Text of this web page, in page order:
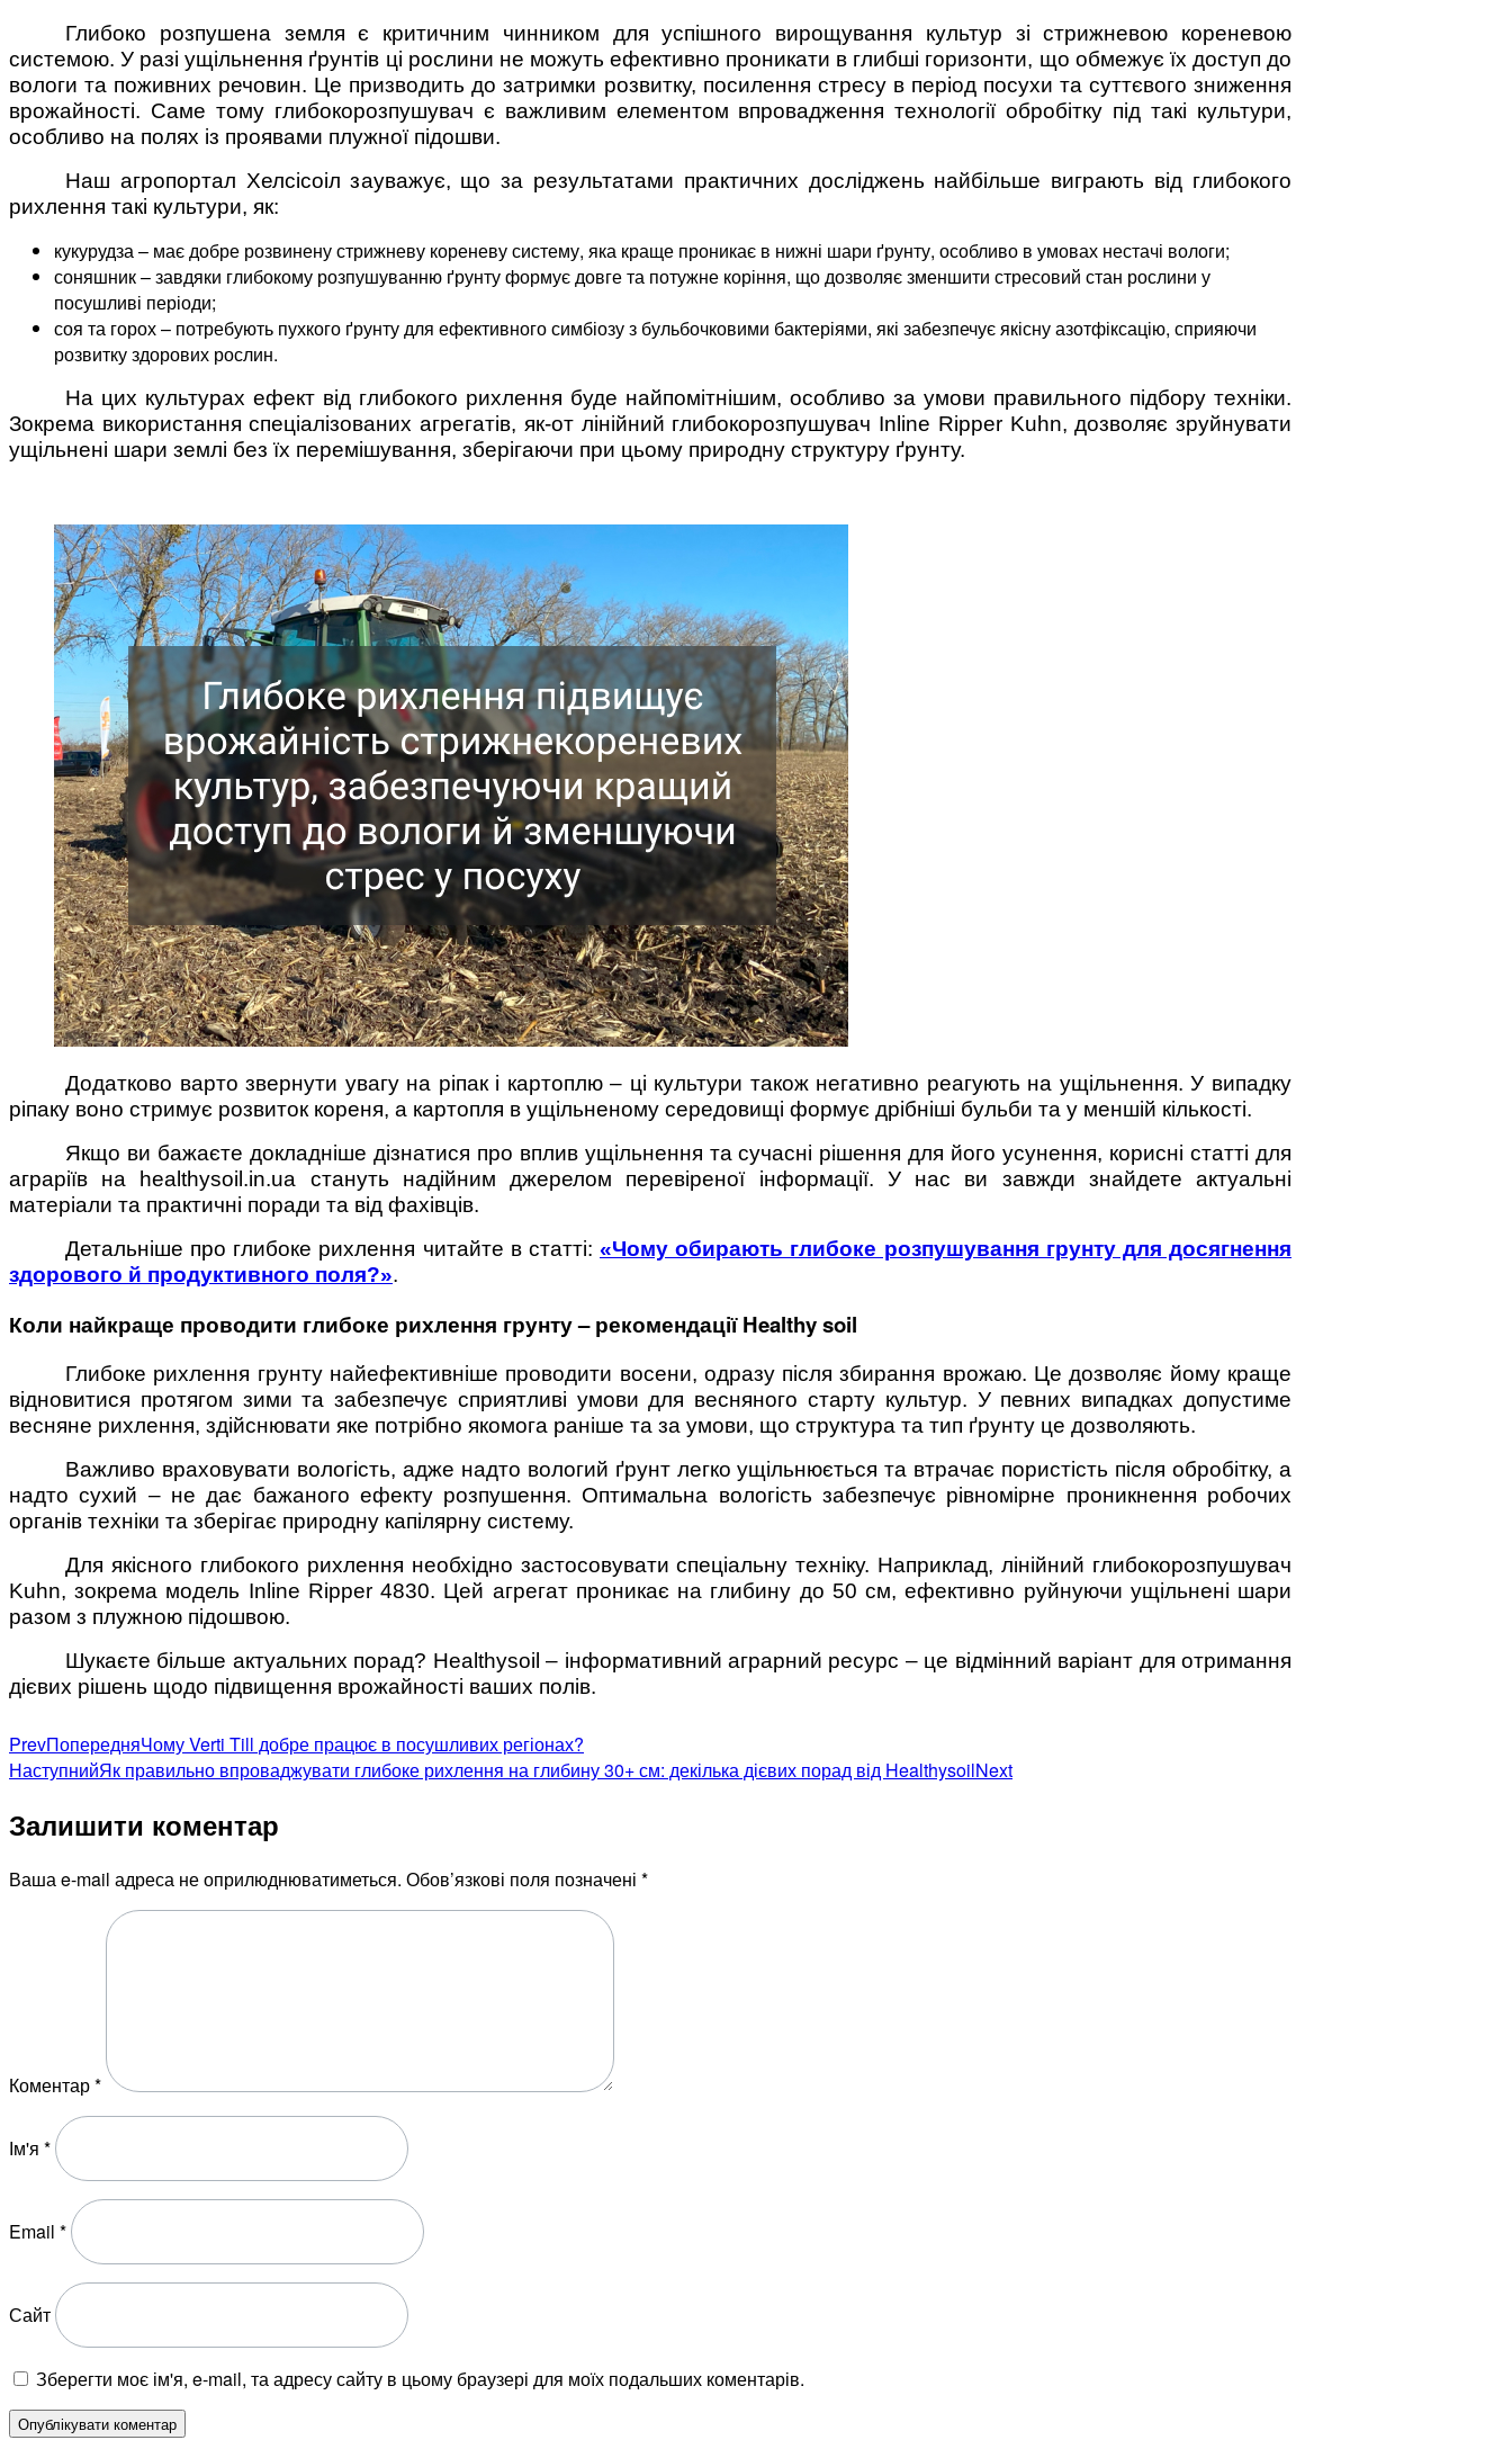
Глибоко розпушена земля є критичним чинником для успішного вирощування культур зі стрижневою кореневою
системою. У разі ущільнення ґрунтів ці рослини не можуть ефективно проникати в глибші горизонти, що обмежує їх доступ до
вологи та поживних речовин. Це призводить до затримки розвитку, посилення стресу в період посухи та суттєвого зниження
врожайності. Саме тому глибокорозпушувач є важливим елементом впровадження технології обробітку під такі культури,
особливо на полях із проявами плужної підошви.
Наш агропортал Хелсісоіл зауважує, що за результатами практичних досліджень найбільше виграють від глибокого
рихлення такі культури, як:
кукурудза – має добре розвинену стрижневу кореневу систему, яка краще проникає в нижні шари ґрунту, особливо в умовах нестачі вологи;
соняшник – завдяки глибокому розпушуванню ґрунту формує довге та потужне коріння, що дозволяє зменшити стресовий стан рослини у
посушливі періоди;
соя та горох – потребують пухкого ґрунту для ефективного симбіозу з бульбочковими бактеріями, які забезпечує якісну азотфіксацію, сприяючи
розвитку здорових рослин.
На цих культурах ефект від глибокого рихлення буде найпомітнішим, особливо за умови правильного підбору техніки.
Зокрема використання спеціалізованих агрегатів, як-от лінійний глибокорозпушувач Inline Ripper Kuhn, дозволяє зруйнувати
ущільнені шари землі без їх перемішування, зберігаючи при цьому природну структуру ґрунту.
Додатково варто звернути увагу на ріпак і картоплю – ці культури також негативно реагують на ущільнення. У випадку
ріпаку воно стримує розвиток кореня, а картопля в ущільненому середовищі формує дрібніші бульби та у меншій кількості.
Якщо ви бажаєте докладніше дізнатися про вплив ущільнення та сучасні рішення для його усунення, корисні статті для
аграріїв на healthysoil.in.ua стануть надійним джерелом перевіреної інформації. У нас ви завжди знайдете актуальні
матеріали та практичні поради та від фахівців.
Детальніше про глибоке рихлення читайте в статті:«Чому обирають глибоке розпушування грунту для досягнення
здорового й продуктивного поля?».
Коли найкраще проводити глибоке рихлення грунту – рекомендації Healthy soil
Глибоке рихлення грунту найефективніше проводити восени, одразу після збирання врожаю. Це дозволяє йому краще
відновитися протягом зими та забезпечує сприятливі умови для весняного старту культур. У певних випадках допустиме
весняне рихлення, здійснювати яке потрібно якомога раніше та за умови, що структура та тип ґрунту це дозволяють.
Важливо враховувати вологість, адже надто вологий ґрунт легко ущільнюється та втрачає пористість після обробітку, а
надто сухий – не дає бажаного ефекту розпушення. Оптимальна вологість забезпечує рівномірне проникнення робочих
органів техніки та зберігає природну капілярну систему.
Для якісного глибокого рихлення необхідно застосовувати спеціальну техніку. Наприклад, лінійний глибокорозпушувач
Kuhn, зокрема модель Inline Ripper 4830. Цей агрегат проникає на глибину до 50 см, ефективно руйнуючи ущільнені шари
разом з плужною підошвою.
Шукаєте більше актуальних порад? Healthysoil – інформативний аграрний ресурс – це відмінний варіант для отримання
дієвих рішень щодо підвищення врожайності ваших полів.
PrevПопередняЧому Verti Till добре працює в посушливих регіонах?
НаступнийЯк правильно впроваджувати глибоке рихлення на глибину 30+ см: декілька дієвих порад від HealthysoilNext
Залишити коментар
Ваша e-mail адреса не оприлюднюватиметься. Обов’язкові поля позначені *
Коментар*
Ім'я *
Email *
Сайт
Зберегти моє ім'я, e-mail, та адресу сайту в цьому браузері для моїх подальших коментарів.